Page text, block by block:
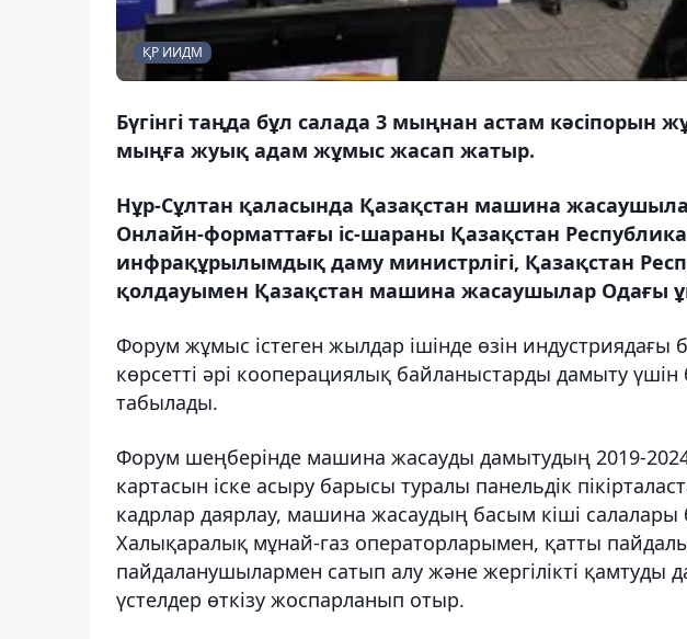
ҚР ИИДМ
Бүгінгі таңда бұл салада 3 мыңнан астам кәсіпорын
мыңға жуық адам жұмыс жасап жатыр.
Нұр-Сұлтан қаласында Қазақстан машина
Онлайн-форматтағы іс-шараны Қазақстан
инфрақұрылымдық даму министрлігі, Қазақстан
қолдауымен Қазақстан машина жасаушылар Одағы
Форум жұмыс істеген жылдар ішінде өзін индустриядағы
көрсетті әрі кооперациялық байланыстарды дамыту
табылады.
Форум шеңберінде машина жасауды дамытудың 2019-
картасын іске асыру барысы туралы панельдік
кадрлар даярлау, машина жасаудың басым кіші
Халықаралық мұнай-газ операторларымен, қатты
пайдаланушылармен сатып алу және жергілікті қамтуды
үстелдер өткізу жоспарланып отыр.